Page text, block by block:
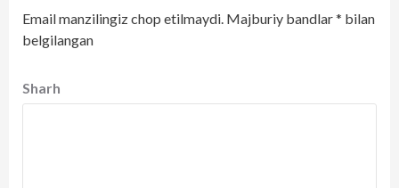
Email manzilingiz chop etilmaydi. Majburiy bandlar* bilan
belgilangan
Sharh